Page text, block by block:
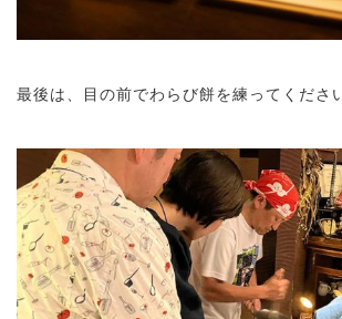
最後は、目の前でわらび餅を練ってくださ